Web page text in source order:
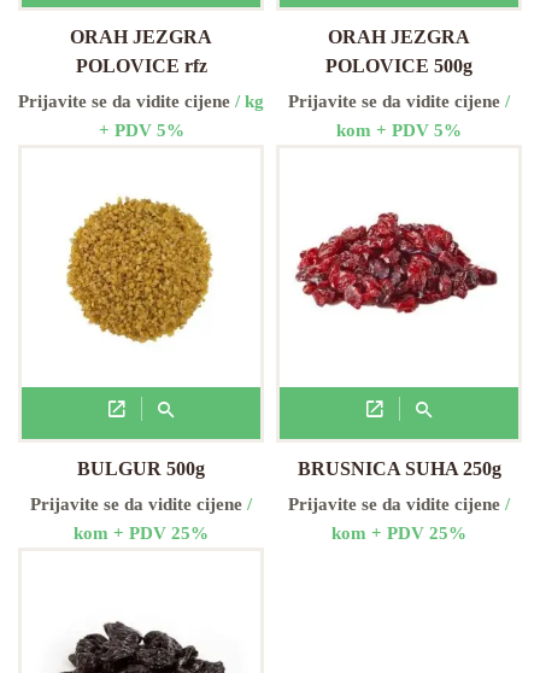
ORAH JEZGRA
POLOVICE rfz
Prijavite se da vidite cijene / kg
+ PDV 5%
ORAH JEZGRA
POLOVICE 500g
Prijavite se da vidite cijene /
kom + PDV 5%
BULGUR 500g
Prijavite se da vidite cijene /
kom + PDV 25%
BRUSNICA SUHA 250g
Prijavite se da vidite cijene /
kom + PDV 25%